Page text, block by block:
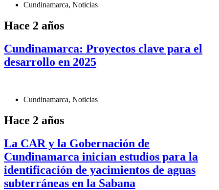
Cundinamarca, Noticias
Hace 2 años
Cundinamarca: Proyectos clave para el
desarrollo en 2025
Cundinamarca, Noticias
Hace 2 años
La CAR y la Gobernación de
Cundinamarca inician estudios para la
identificación de yacimientos de aguas
subterráneas en la Sabana